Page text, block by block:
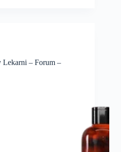
Lekarni – Forum –